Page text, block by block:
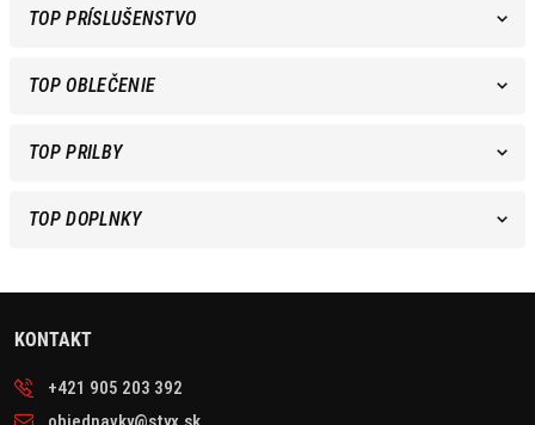
TOP PRÍSLUŠENSTVO
TOP OBLEČENIE
TOP PRILBY
TOP DOPLNKY
KONTAKT
+421 905 203 392